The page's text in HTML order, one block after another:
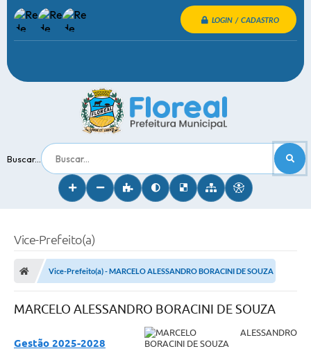
LOGIN / CADASTRO
Buscar...
Vice-Prefeito(a)
Vice-Prefeito(a) - MARCELO ALESSANDRO BORACINI DE SOUZA
MARCELO ALESSANDRO BORACINI DE SOUZA
Gestão 2025-2028